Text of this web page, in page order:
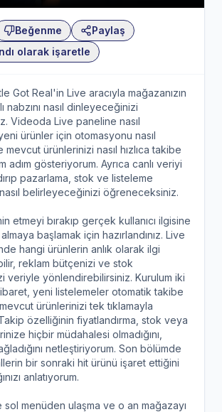
Beğenme
Paylaş
olarak işaretle
Got Real'in Live aracıyla mağazanızın
nabzını nasıl dinleyeceğinizi
Videoda Live paneline nasıl
yeni ürünler için otomasyonu nasıl
mevcut ürünlerinizi nasıl hızlıca takibe
adım gösteriyorum. Ayrıca canlı veriyi
pazarlama, stok ve listeleme
belirleyeceğinizi öğreneceksiniz.
etmeyi bırakıp gerçek kullanıcı ilgisine
başlamak için hazırlandınız. Live
hangi ürünlerin anlık olarak ilgi
reklam bütçenizi ve stok
veriyle yönlendirebilirsiniz. Kurulum iki
ibaret, yeni listelemeler otomatik takibe
ürünlerinizi tek tıklamayla
özelliğinin fiyatlandırma, stok veya
hiçbir müdahalesi olmadığını,
netleştiriyorum. Son bölümde
bir sonraki hit ürünü işaret ettiğini
anlatıyorum.
menüden ulaşma ve o an mağazayı